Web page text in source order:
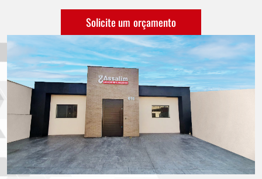
Solicite um orçamento